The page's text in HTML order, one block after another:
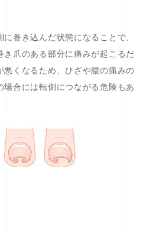
巻き込んだ状態になることで、
き爪のある部分に痛みが起こるだ
悪くなるため、ひざや腰の痛みの
場合には転倒につながる危険もあ